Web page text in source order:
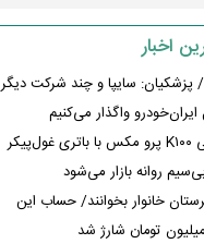
اخبار
پزشکیان: سایپا و چند شرکت دیگر
واگذار می‌کنیم
ردمی K۱۰۰ پرو مکس با باتری غول‌پیکر
روانه بازار می‌شود
خانوار بخوانند/ حساب این